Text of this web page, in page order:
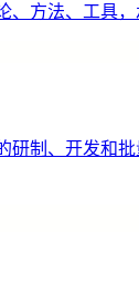
方法、工具
制、开发和